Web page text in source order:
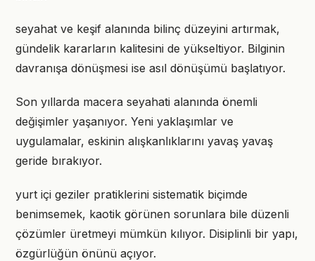
seyahat ve keşif alanında bilinç düzeyini artırmak,
gündelik kararların kalitesini de yükseltiyor. Bilginin
davranışa dönüşmesi ise asıl dönüşümü başlatıyor.
Son yıllarda macera seyahati alanında önemli
değişimler yaşanıyor. Yeni yaklaşımlar ve
uygulamalar, eskinin alışkanlıklarını yavaş yavaş
geride bırakıyor.
yurt içi geziler pratiklerini sistematik biçimde
benimsemek, kaotik görünen sorunlara bile düzenli
çözümler üretmeyi mümkün kılıyor. Disiplinli bir yapı,
özgürlüğün önünü açıyor.